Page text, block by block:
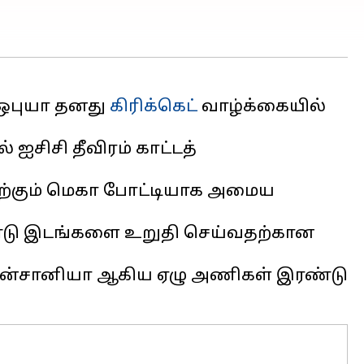
தனது கிரிக்கெட் வாழ்க்கையில்
தீவிரம் காட்டத்
மெகா போட்டியாக அமைய
இடங்களை உறுதி செய்வதற்கான
ஆகிய ஏழு அணிகள் இரண்டு